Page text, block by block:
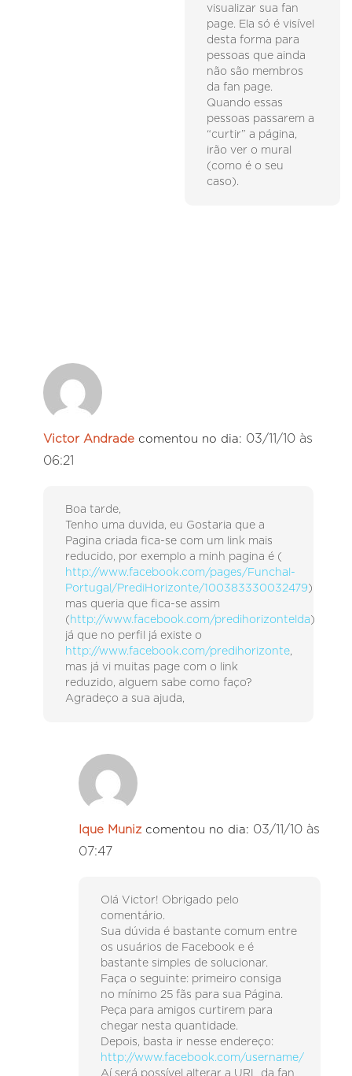
visualizar sua fan
page. Ela só é visível
desta forma para
pessoas que ainda
não são membros
da fan page.
Quando essas
pessoas passarem a
“curtir” a página,
irão ver o mural
(como é o seu
caso).
Victor Andrade comentou no dia: 03/11/10 às
06:21
Boa tarde,
Tenho uma duvida, eu Gostaria que a
Pagina criada fica-se com um link mais
reducido, por exemplo a minh pagina é (
http://www.facebook.com/pages/Funchal-
Portugal/PrediHorizonte/100383330032479 )
mas queria que fica-se assim
( http://www.facebook.com/predihorizontelda )
já que no perfil já existe o
http://www.facebook.com/predihorizonte,
mas já vi muitas page com o link
reduzido, alguem sabe como faço?
Agradeço a sua ajuda,
Ique Muniz comentou no dia: 03/11/10 às
07:47
Olá Victor! Obrigado pelo
comentário.
Sua dúvida é bastante comum entre
os usuários de Facebook e é
bastante simples de solucionar.
Faça o seguinte: primeiro consiga
no mínimo 25 fãs para sua Página.
Peça para amigos curtirem para
chegar nesta quantidade.
Depois, basta ir nesse endereço:
http://www.facebook.com/username/
Aí será possível alterar a URL da fan